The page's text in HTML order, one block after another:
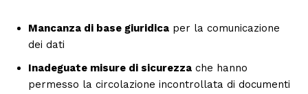
Mancanza di base giuridica per la comunicazione
dei dati
Inadeguate misure di sicurezza che hanno
permesso la circolazione incontrollata di documenti